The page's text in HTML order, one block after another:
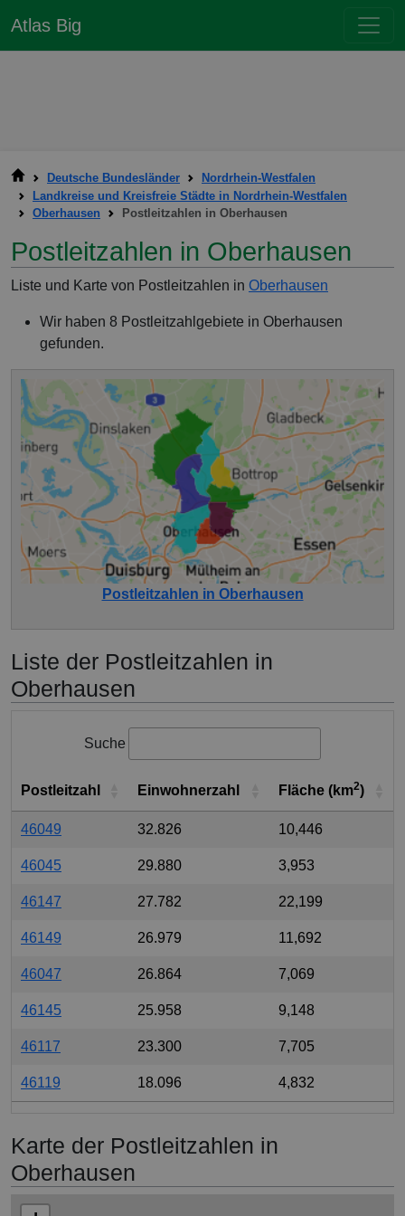
Atlas Big
Deutsche Bundesländer
Nordrhein-Westfalen
Landkreise und Kreisfreie Städte in Nordrhein-Westfalen
Oberhausen
Postleitzahlen in Oberhausen
Postleitzahlen in Oberhausen
Liste und Karte von Postleitzahlen in Oberhausen
Wir haben 8 Postleitzahlgebiete in Oberhausen
gefunden.
Postleitzahlen in Oberhausen
Liste der Postleitzahlen in
Oberhausen
Suche
Postleitzahl Einwohnerzahl Fläche (km2)
46049 32.826 10,446
46045 29.880 3,953
46147 27.782 22,199
46149 26.979 11,692
46047 26.864 7,069
46145 25.958 9,148
46117 23.300 7,705
46119 18.096 4,832
Karte der Postleitzahlen in
Oberhausen